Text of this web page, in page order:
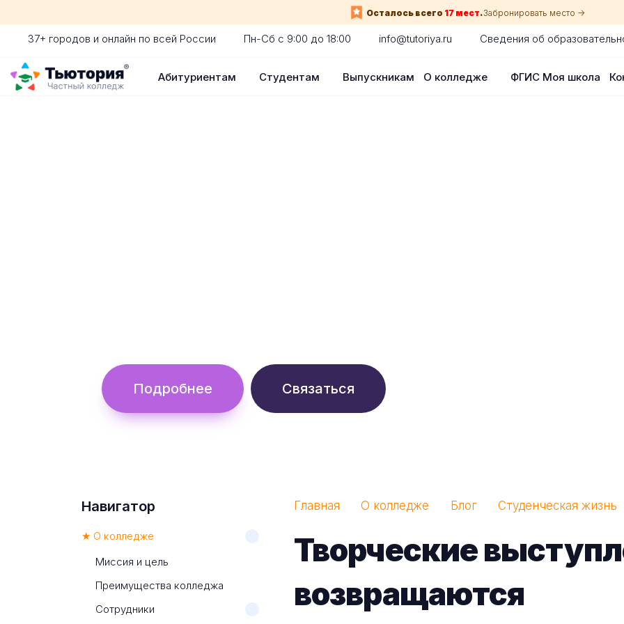
Осталось всего 17 мест.Забронировать место ->
37+ городов и онлайн по всей России Пн-Сб с 9:00 до 18:00 info@tutoriya.ru Сведения об
Абитуриентам Студентам Выпускникам О колледже ФГИС Моя школа
Подробнее Связаться
Навигатор
★ О колледже
Миссия и цель
Преимущества колледжа
Сотрудники
Главная О колледже Блог Студенческая жизнь
Творческие
возвращаются